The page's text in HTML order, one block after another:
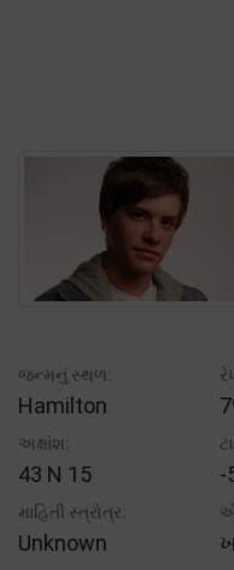
જન્મનું સ્થળ:
Hamilton
અક્ષાંશ:
43 N 15 -
માહિતી સ્ત્રોત્ર:
Unknown